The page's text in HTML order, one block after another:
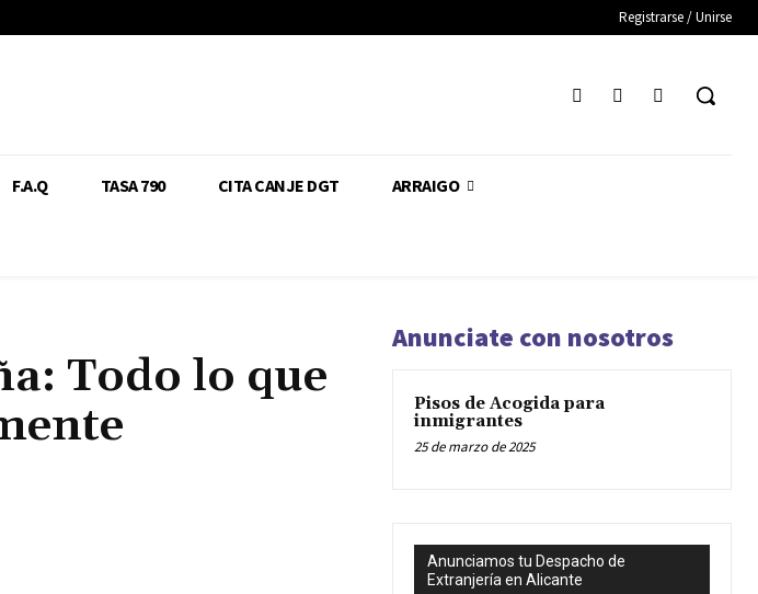
Registrarse / Unirse
F.A.Q TASA 790 CITA CANJE DGT ARRAIGO
Todo lo que
Anunciate con nosotros
Pisos de Acogida para
inmigrantes
25 de marzo de 2025
Anunciamos tu Despacho de
Extranjería en Alicante